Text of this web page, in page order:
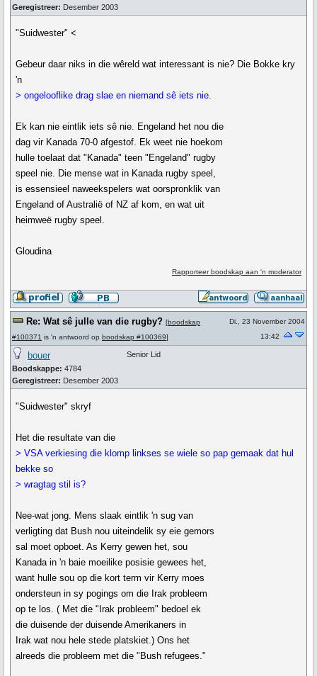
Geregistreer: Desember 2003
"Suidwester" <
Gebeur daar niks in die wêreld wat interessant is nie? Die Bokke kry
'n
> ongelooflike drag slae en niemand sê iets nie.
Ek kan nie eintlik iets sê nie. Engeland het nou die
dag vir Kanada 70-0 afgestof. Ek weet nie hoekom
hulle toelaat dat "Kanada" teen "Engeland" rugby
speel nie. Die mense wat in Kanada rugby speel,
is essensieel naweekspelers wat oorspronklik van
Engeland of Australië of NZ af kom, en wat uit
heimweë rugby speel.
Gloudina
Rapporteer boodskap aan 'n moderator
Re: Wat sê julle van die rugby? [boodskap
#100371 is 'n antwoord op boodskap #100369]
Di., 23 November 2004
13:42
bouer
Boodskappe: 4784
Geregistreer: Desember 2003
Senior Lid
"Suidwester" skryf
Het die resultate van die
> VSA verkiesing die klomp linkses se wiele so pap gemaak dat hul
bekke so
> wragtag stil is?
Nee-wat jong. Mens slaak eintlik 'n sug van
verligting dat Bush nou uiteindelik sy eie gemors
sal moet opboet. As Kerry gewen het, sou
Kanada in 'n baie moeilike posisie gewees het,
want hulle sou op die kort term vir Kerry moes
ondersteun in sy pogings om die Irak probleem
op te los. ( Met die "Irak probleem" bedoel ek
die duisende der duisende Amerikaners in
Irak wat nou hele stede platskiet.) Ons het
alreeds die probleem met die "Bush refugees."